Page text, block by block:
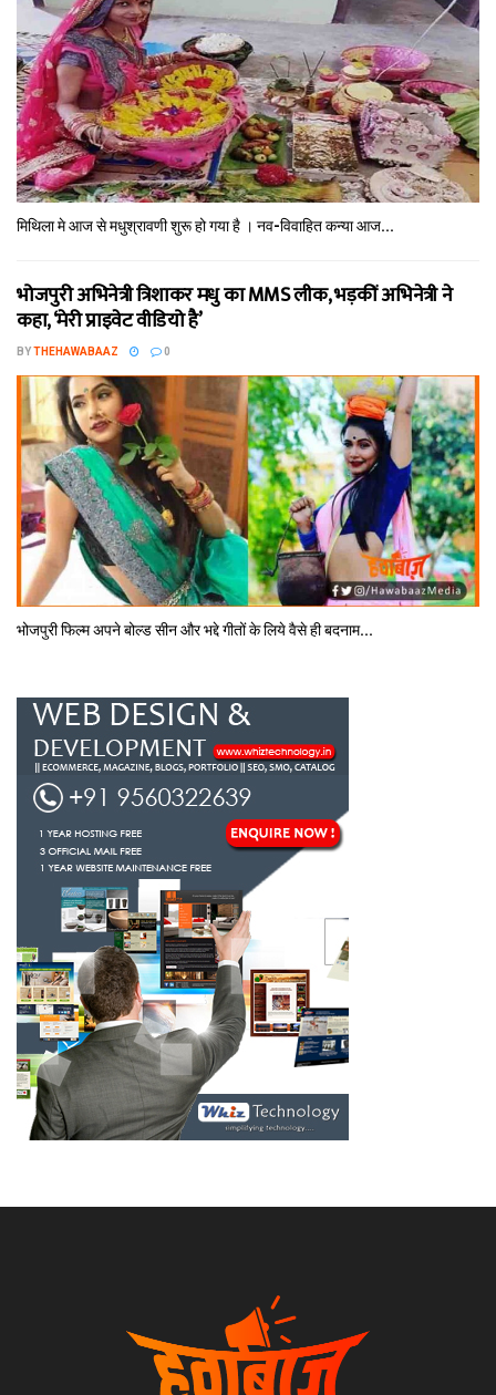
मिथि‍ला मे आज से मधुश्रावणी शुरू हो गया है । नव-विवाहित कन्‍या आज...
भोजपुरी अभिनेत्री त्रिशाकर मधु का MMS लीक, भड़कीं अभिनेत्री ने
कहा, ‘मेरी प्राइवेट वीडियो है’
BYTHEHAWABAAZ 0
भोजपुरी फिल्‍म अपने बोल्‍ड सीन और भद्दे गीतों के लिये वैसे ही बदनाम...